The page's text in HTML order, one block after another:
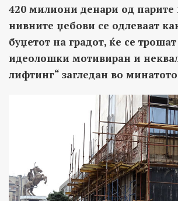
420 милиони денари од парите
нивните џебови се одлеваат
буџетот на градот, ќе се
идеолошки мотивиран и
лифтинг“ загледан во минатото